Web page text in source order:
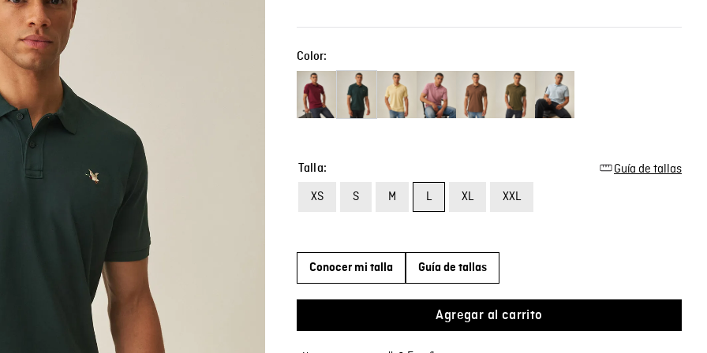
Color:
Guía de tallas
Talla
XS S M L XL XXL
Conocer mi talla Guía de tallas
Agregar al carrito